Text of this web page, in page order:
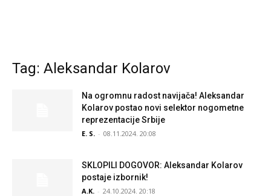
Tag: Aleksandar Kolarov
Na ogromnu radost navijača! Aleksandar
Kolarov postao novi selektor nogometne
reprezentacije Srbije
E. S. - 08.11.2024. 20:08
SKLOPILI DOGOVOR: Aleksandar Kolarov
postaje izbornik!
A.K. - 24.10.2024. 20:18